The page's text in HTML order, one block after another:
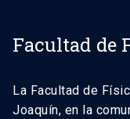
Facultad de
La Facultad de
Joaquín, en la